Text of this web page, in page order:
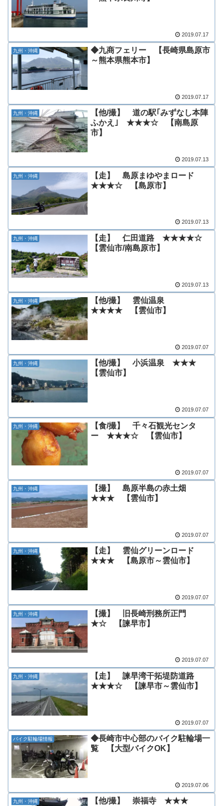
2019.07.17
九州・沖縄
◆九商フェリー 【長崎県島原市
～熊本県熊本市】
2019.07.17
九州・沖縄
【他/撮】 道の駅｢みずなし本陣
ふかえ｣ ★★★☆ 【南島原
市】
2019.07.13
九州・沖縄
【走】 島原まゆやまロード
★★★☆ 【島原市】
2019.07.13
九州・沖縄
【走】 仁田道路 ★★★★☆
【雲仙市/南島原市】
2019.07.13
九州・沖縄
【他/撮】 雲仙温泉
★★★★ 【雲仙市】
2019.07.07
九州・沖縄
【他/撮】 小浜温泉 ★★★
【雲仙市】
2019.07.07
九州・沖縄
【食/撮】 千々石観光センタ
ー ★★★☆ 【雲仙市】
2019.07.07
九州・沖縄
【撮】 島原半島の赤土畑
★★★ 【雲仙市】
2019.07.07
九州・沖縄
【走】 雲仙グリーンロード
★★★ 【島原市～雲仙市】
2019.07.07
九州・沖縄
【撮】 旧長崎刑務所正門
★☆ 【諫早市】
2019.07.07
九州・沖縄
【走】 諫早湾干拓堤防道路
★★★☆ 【諫早市～雲仙市】
2019.07.07
バイク駐輪場情報
◆長崎市中心部のバイク駐輪場一
覧 【大型バイクOK】
2019.07.06
九州・沖縄
【他/撮】 崇福寺 ★★★